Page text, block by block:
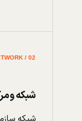
02 / NETWORK
شبکه و